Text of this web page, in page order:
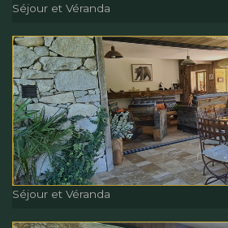
Séjour et Véranda
Séjour et Véranda
Séjour et Véranda